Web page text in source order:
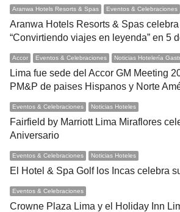
Aranwa Hotels Resorts & Spas Eventos & Celebraciones
Aranwa Hotels Resorts & Spas
“Convirtiendo viajes en leyenda” en 5
Accor Eventos & Celebraciones Noticias Hotelería
Lima fue sede del Accor GM Meeting
PM&P de paises Hispanos y Norte
Eventos & Celebraciones Noticias Hoteles
Fairfield by Marriott Lima Miraflores
Aniversario
Eventos & Celebraciones Noticias Hoteles
El Hotel & Spa Golf los Incas celebra
Eventos & Celebraciones
Crowne Plaza Lima y el Holiday Inn